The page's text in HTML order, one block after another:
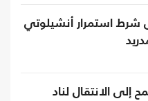
شرط استمرار أنشيلوتي
إلى الانتقال لناد